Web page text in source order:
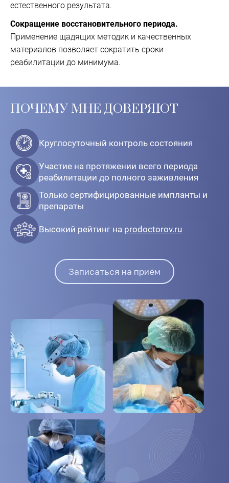
естественного результата.
Сокращение восстановительного периода.
Применение щадящих методик и качественных
материалов позволяет сократить сроки
реабилитации до минимума.
ПОЧЕМУ МНЕ ДОВЕРЯЮТ
Круглосуточный контроль состояния
Участие на протяжении всего периода
реабилитации до полного заживления
Только сертифицированные импланты и
препараты
Высокий рейтинг на prodoctorov.ru
Записаться на приём